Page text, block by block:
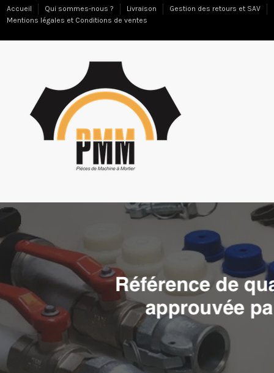
Accueil Qui sommes-nous ? Livraison
Gestion des retours et SAV
Mentions légales et Conditions de ventes